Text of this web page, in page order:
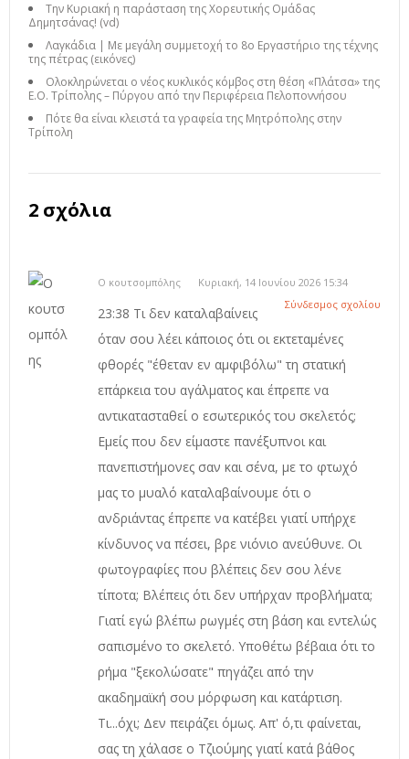
Την Κυριακή η παράσταση της Χορευτικής Ομάδας
Δημητσάνας! (vd)
Λαγκάδια | Με μεγάλη συμμετοχή το 8ο Εργαστήριο της τέχνης
της πέτρας (εικόνες)
Ολοκληρώνεται ο νέος κυκλικός κόμβος στη θέση «Πλάτσα» της
Ε.Ο. Τρίπολης – Πύργου από την Περιφέρεια Πελοποννήσου
Πότε θα είναι κλειστά τα γραφεία της Μητρόπολης στην
Τρίπολη
2 σχόλια
Ο κουτσομπόλης
Κυριακή, 14 Ιουνίου 2026 15:34
Σύνδεσμος σχολίου
23:38 Τι δεν καταλαβαίνεις
όταν σου λέει κάποιος ότι οι εκτεταμένες
φθορές "έθεταν εν αμφιβόλω" τη στατική
επάρκεια του αγάλματος και έπρεπε να
αντικατασταθεί ο εσωτερικός του σκελετός;
Εμείς που δεν είμαστε πανέξυπνοι και
πανεπιστήμονες σαν και σένα, με το φτωχό
μας το μυαλό καταλαβαίνουμε ότι ο
ανδριάντας έπρεπε να κατέβει γιατί υπήρχε
κίνδυνος να πέσει, βρε νιόνιο ανεύθυνε. Οι
φωτογραφίες που βλέπεις δεν σου λένε
τίποτα; Βλέπεις ότι δεν υπήρχαν προβλήματα;
Γιατί εγώ βλέπω ρωγμές στη βάση και εντελώς
σαπισμένο το σκελετό. Υποθέτω βέβαια ότι το
ρήμα "ξεκολώσατε" πηγάζει από την
ακαδημαϊκή σου μόρφωση και κατάρτιση.
Τι...όχι; Δεν πειράζει όμως. Απ' ό,τι φαίνεται,
σας τη χάλασε ο Τζιούμης γιατί κατά βάθος